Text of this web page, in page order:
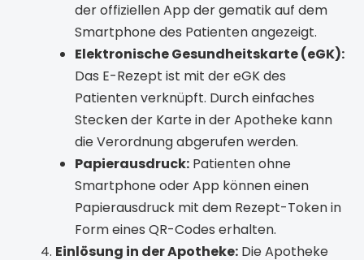
der offiziellen App der gematik auf dem
Smartphone des Patienten angezeigt.
Elektronische Gesundheitskarte (eGK):
Das E-Rezept ist mit der eGK des
Patienten verknüpft. Durch einfaches
Stecken der Karte in der Apotheke kann
die Verordnung abgerufen werden.
Papierausdruck: Patienten ohne
Smartphone oder App können einen
Papierausdruck mit dem Rezept-Token in
Form eines QR-Codes erhalten.
Einlösung in der Apotheke: Die Apotheke